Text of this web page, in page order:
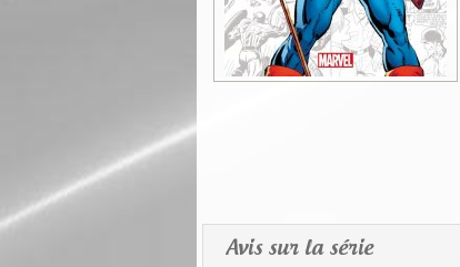
Avis sur la série